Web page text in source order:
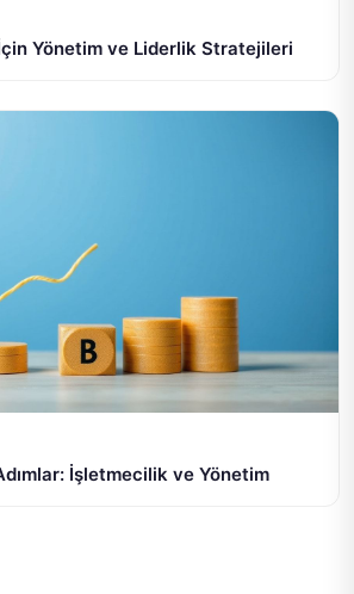
İçin Yönetim ve Liderlik Stratejileri
İşletmecilik ve Yönetim